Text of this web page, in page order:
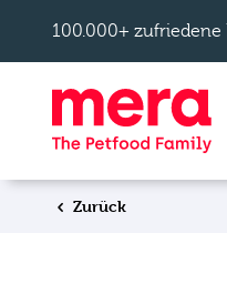
100.000+ zufriedene
Zurück